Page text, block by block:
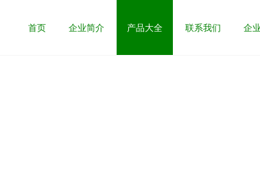
首页 企业简介 产品大全 联系我们 企